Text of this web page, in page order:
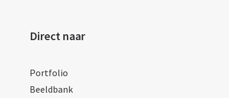
Direct naar
Portfolio
Beeldbank